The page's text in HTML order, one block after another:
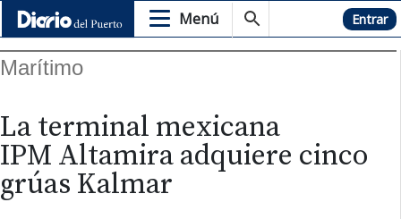
Menú Hemeroteca Entrar
Marítimo
La terminal mexicana
IPM Altamira adquiere cinco
grúas Kalmar